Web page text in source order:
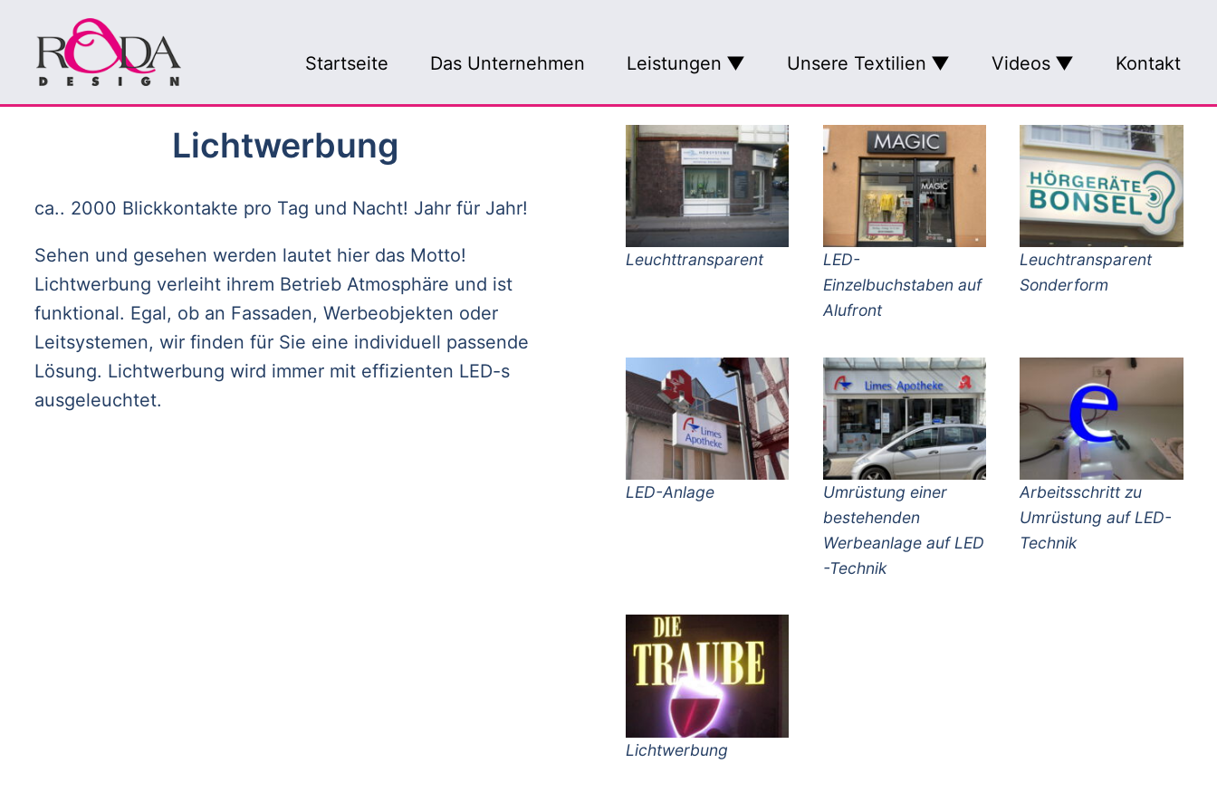
Startseite Das Unternehmen
Leistungen
Beschriftungen aller Art
Fahnen / Roll-ups / Banner
Fahrzeugbeschriftungen
Lichtwerbung
Reliefbuchstaben
Schaufensterbeschriftungen
Textildruck und mehr
Unsere Textilien
Textilien
Arbeitsbekleidung
PGS-Shop Produktübersicht
Damen
Herren
Kinder
Herstellerinformationen
Videos
Sportbekleidung
Kontakt
Lichtwerbung
ca.. 2000 Blickkontakte pro Tag und Nacht! Jahr für Jahr!
Sehen und gesehen werden lautet hier das Motto!
Lichtwerbung verleiht ihrem Betrieb Atmosphäre und ist
funktional. Egal, ob an Fassaden, Werbeobjekten oder
Leitsystemen, wir finden für Sie eine individuell passende
Lösung. Lichtwerbung wird immer mit effizienten LED-s
ausgeleuchtet.
Leuchttransparent
LED-
Einzelbuchstaben auf
Alufront
Leuchtransparent
Sonderform
LED-Anlage
Umrüstung einer
bestehenden
Werbeanlage auf LED
-Technik
Arbeitsschritt zu
Umrüstung auf LED-
Technik
Lichtwerbung